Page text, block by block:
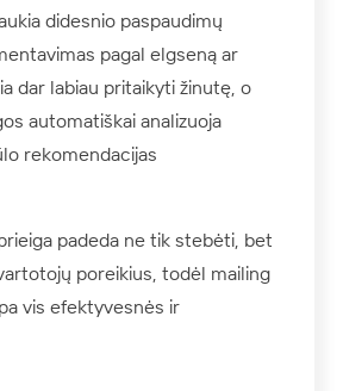
didesnio paspaudimų
pagal elgseną ar
dar labiau pritaikyti žinutę, o
automatiškai analizuoja
rekomendacijas
padeda ne tik stebėti, bet
poreikius, todėl mailing
vis efektyvesnės ir